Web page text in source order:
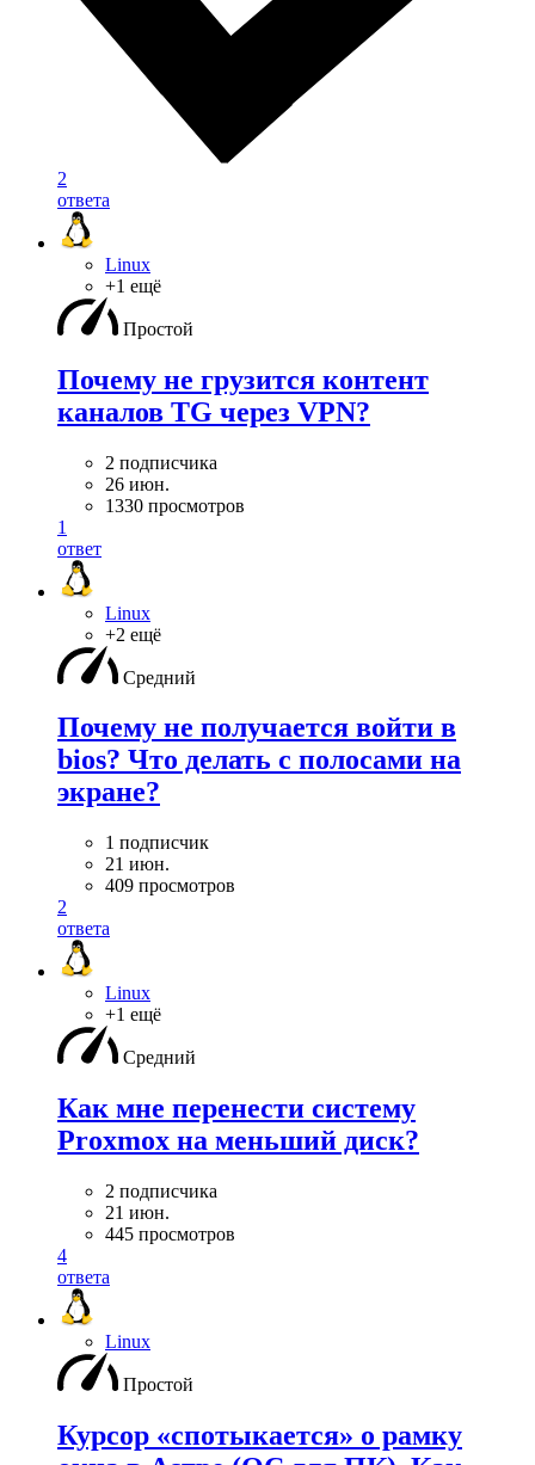
2
ответа
Linux
+1 ещё
Простой
Почему не грузится контент
каналов TG через VPN?
2 подписчика
26 июн.
1330 просмотров
1
ответ
Linux
+2 ещё
Средний
Почему не получается войти в
bios? Что делать с полосами на
экране?
1 подписчик
21 июн.
409 просмотров
2
ответа
Linux
+1 ещё
Средний
Как мне перенести систему
Proxmox на меньший диск?
2 подписчика
21 июн.
445 просмотров
4
ответа
Linux
Простой
Курсор «спотыкается» о рамку